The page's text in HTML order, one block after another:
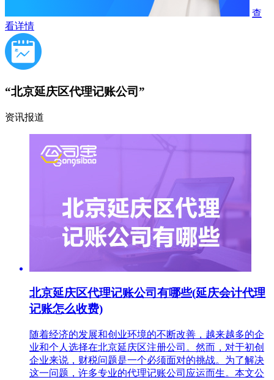
查
看详情
“北京延庆区代理记账公司”
资讯报道
北京延庆区代理记账公司有哪些(延庆会计代理
记账怎么收费)
随着经济的发展和创业环境的不断改善，越来越多的企
业和个人选择在北京延庆区注册公司。然而，对于初创
企业来说，财税问题是一个必须面对的挑战。为了解决
这一问题，许多专业的代理记账公司应运而生。本文公